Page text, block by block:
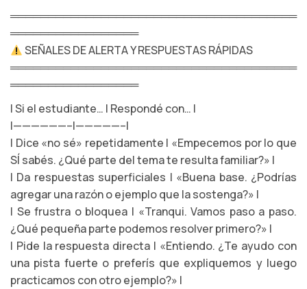
══════════════════════════════════════
═════════════════
SEÑALES DE ALERTA Y RESPUESTAS RÁPIDAS
══════════════════════════════════════
═════════════════
| Si el estudiante… | Respondé con… |
|——————–|—————–|
| Dice «no sé» repetidamente | «Empecemos por lo que
SÍ sabés. ¿Qué parte del tema te resulta familiar?» |
| Da respuestas superficiales | «Buena base. ¿Podrías
agregar una razón o ejemplo que la sostenga?» |
| Se frustra o bloquea | «Tranqui. Vamos paso a paso.
¿Qué pequeña parte podemos resolver primero?» |
| Pide la respuesta directa | «Entiendo. ¿Te ayudo con
una pista fuerte o preferís que expliquemos y luego
practicamos con otro ejemplo?» |